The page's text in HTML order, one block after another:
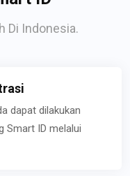
Di Indonesia.
dapat dilakukan
Smart ID melalui